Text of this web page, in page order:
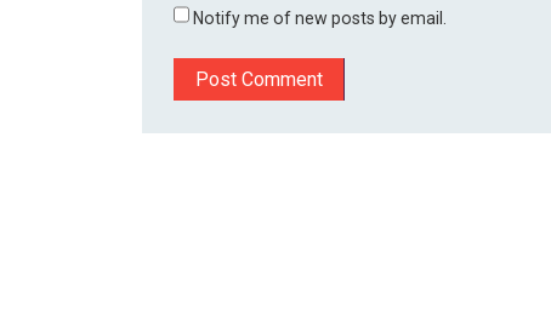
Notify me of new posts by email.